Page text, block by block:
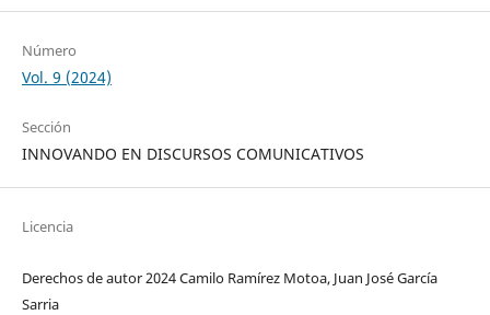
Número
Vol. 9 (2024)
Sección
INNOVANDO EN DISCURSOS COMUNICATIVOS
Licencia
Derechos de autor 2024 Camilo Ramírez Motoa, Juan José García
Sarria